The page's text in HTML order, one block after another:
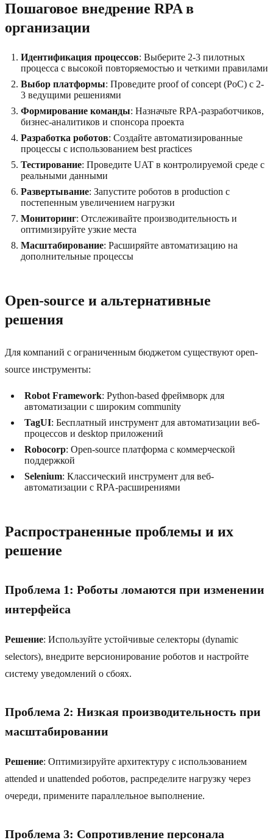
Пошаговое внедрение RPA в
организации
Идентификация процессов: Выберите 2-3 пилотных
процесса с высокой повторяемостью и четкими правилами
Выбор платформы: Проведите proof of concept (PoC) с 2-
3 ведущими решениями
Формирование команды: Назначьте RPA-разработчиков,
бизнес-аналитиков и спонсора проекта
Разработка роботов: Создайте автоматизированные
процессы с использованием best practices
Тестирование: Проведите UAT в контролируемой среде с
реальными данными
Развертывание: Запустите роботов в production с
постепенным увеличением нагрузки
Мониторинг: Отслеживайте производительность и
оптимизируйте узкие места
Масштабирование: Расширяйте автоматизацию на
дополнительные процессы
Open-source и альтернативные
решения
Для компаний с ограниченным бюджетом существуют open-
source инструменты:
Robot Framework: Python-based фреймворк для
автоматизации с широким community
TagUI: Бесплатный инструмент для автоматизации веб-
процессов и desktop приложений
Robocorp: Open-source платформа с коммерческой
поддержкой
Selenium: Классический инструмент для веб-
автоматизации с RPA-расширениями
Распространенные проблемы и их
решение
Проблема 1: Роботы ломаются при изменении
интерфейса
Решение: Используйте устойчивые селекторы (dynamic
selectors), внедрите версионирование роботов и настройте
систему уведомлений о сбоях.
Проблема 2: Низкая производительность при
масштабировании
Решение: Оптимизируйте архитектуру с использованием
attended и unattended роботов, распределите нагрузку через
очереди, примените параллельное выполнение.
Проблема 3: Сопротивление персонала